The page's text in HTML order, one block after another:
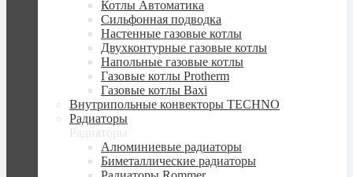
Котлы Автоматика
Сильфонная подводка
Настенные газовые котлы
Двухконтурные газовые котлы
Напольные газовые котлы
Газовые котлы Protherm
Газовые котлы Baxi
Внутрипольные конвекторы TECHNO
Радиаторы
Радиаторы
Алюминиевые радиаторы
Биметаллические радиаторы